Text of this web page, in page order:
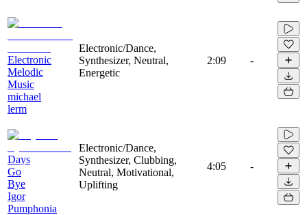
Electronic
Melodic
Music
michael
lerm
Electronic/Dance,
Synthesizer, Neutral,
Energetic
2:09 -
Days
Go
Bye
Igor
Pumphonia
Electronic/Dance,
Synthesizer, Clubbing,
Neutral, Motivational,
Uplifting
4:05 -